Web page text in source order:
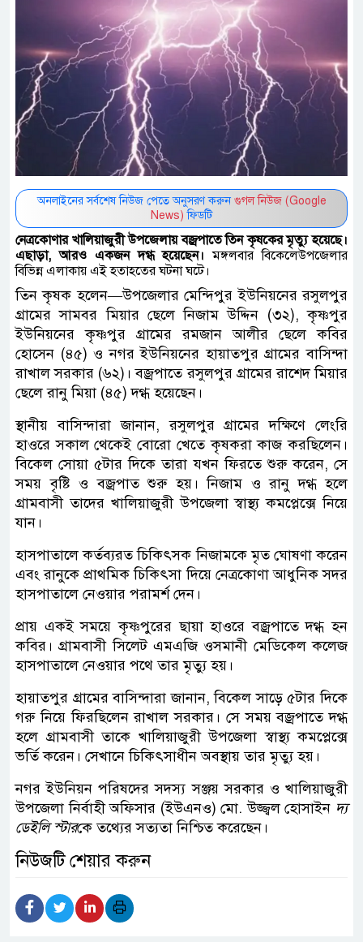
অনলাইনের সর্বশেষ নিউজ পেতে অনুসরণ করুন গুগল নিউজ (Google
News) ফিডটি
নেত্রকোণার খালিয়াজুরী উপজেলায় বজ্রপাতে তিন কৃষকের মৃত্যু হয়েছে।
এছাড়া, আরও একজন দগ্ধ হয়েছেন। মঙ্গলবার বিকেলেউপজেলার
বিভিন্ন এলাকায় এই হতাহতের ঘটনা ঘটে।
তিন কৃষক হলেন—উপজেলার মেন্দিপুর ইউনিয়নের রসুলপুর
গ্রামের সামবর মিয়ার ছেলে নিজাম উদ্দিন (৩২), কৃষ্ণপুর
ইউনিয়নের কৃষ্ণপুর গ্রামের রমজান আলীর ছেলে কবির
হোসেন (৪৫) ও নগর ইউনিয়নের হায়াতপুর গ্রামের বাসিন্দা
রাখাল সরকার (৬২)। বজ্রপাতে রসুলপুর গ্রামের রাশেদ মিয়ার
ছেলে রানু মিয়া (৪৫) দগ্ধ হয়েছেন।
স্থানীয় বাসিন্দারা জানান, রসুলপুর গ্রামের দক্ষিণে লেংরি
হাওরে সকাল থেকেই বোরো খেতে কৃষকরা কাজ করছিলেন।
বিকেল সোয়া ৫টার দিকে তারা যখন ফিরতে শুরু করেন, সে
সময় বৃষ্টি ও বজ্রপাত শুরু হয়। নিজাম ও রানু দগ্ধ হলে
গ্রামবাসী তাদের খালিয়াজুরী উপজেলা স্বাস্থ্য কমপ্লেক্সে নিয়ে
যান।
হাসপাতালে কর্তব্যরত চিকিৎসক নিজামকে মৃত ঘোষণা করেন
এবং রানুকে প্রাথমিক চিকিৎসা দিয়ে নেত্রকোণা আধুনিক সদর
হাসপাতালে নেওয়ার পরামর্শ দেন।
প্রায় একই সময়ে কৃষ্ণপুরের ছায়া হাওরে বজ্রপাতে দগ্ধ হন
কবির। গ্রামবাসী সিলেট এমএজি ওসমানী মেডিকেল কলেজ
হাসপাতালে নেওয়ার পথে তার মৃত্যু হয়।
হায়াতপুর গ্রামের বাসিন্দারা জানান, বিকেল সাড়ে ৫টার দিকে
গরু নিয়ে ফিরছিলেন রাখাল সরকার। সে সময় বজ্রপাতে দগ্ধ
হলে গ্রামবাসী তাকে খালিয়াজুরী উপজেলা স্বাস্থ্য কমপ্লেক্সে
ভর্তি করেন। সেখানে চিকিৎসাধীন অবস্থায় তার মৃত্যু হয়।
নগর ইউনিয়ন পরিষদের সদস্য সঞ্জয় সরকার ও খালিয়াজুরী
উপজেলা নির্বাহী অফিসার (ইউএনও) মো. উজ্জ্বল হোসাইন দ্য
ডেইলি স্টারকে তথ্যের সত্যতা নিশ্চিত করেছেন।
নিউজটি শেয়ার করুন